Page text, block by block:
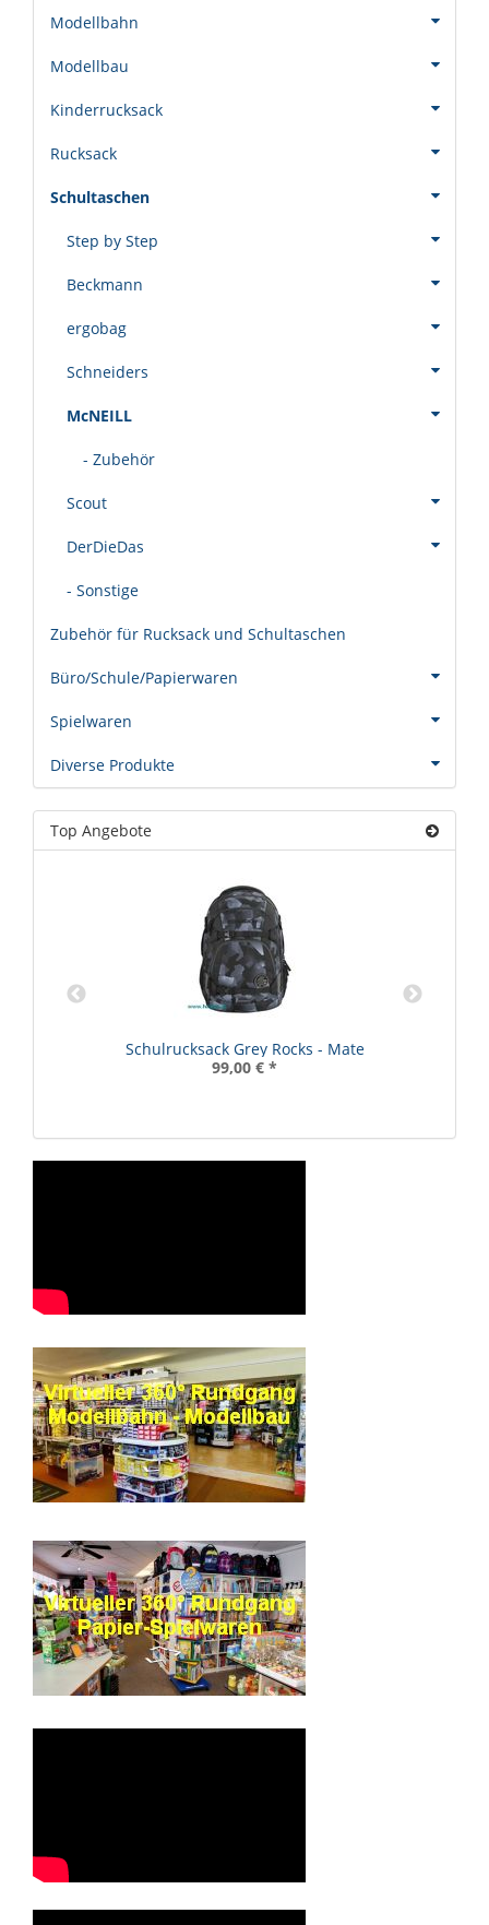
Modellbahn
Modellbau
Kinderrucksack
Rucksack
Schultaschen
Step by Step
Beckmann
ergobag
Schneiders
McNEILL
- Zubehör
Scout
DerDieDas
- Sonstige
Zubehör für Rucksack und Schultaschen
Büro/Schule/Papierwaren
Spielwaren
Diverse Produkte
Top Angebote
Schulrucksack Grey Rocks - Mate
99,00 € *